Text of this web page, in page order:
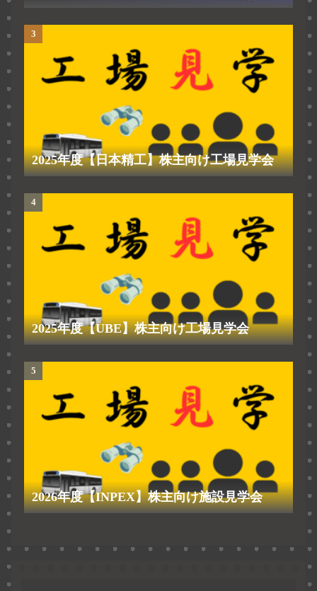
2025年度【日本精工】株主向け工場見学会
2025年度【UBE】株主向け工場見学会
2026年度【INPEX】株主向け施設見学会